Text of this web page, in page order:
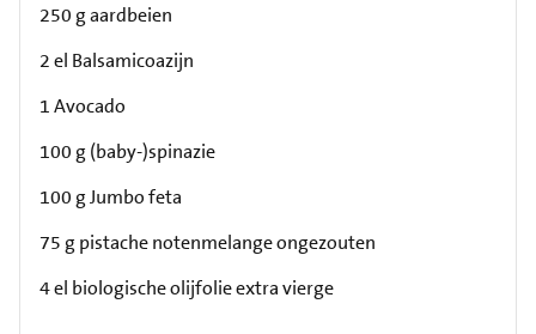
250 g aardbeien
2 el Balsamicoazijn
1 Avocado
100 g (baby-)spinazie
100 g Jumbo feta
75 g pistache notenmelange ongezouten
4 el biologische olijfolie extra vierge